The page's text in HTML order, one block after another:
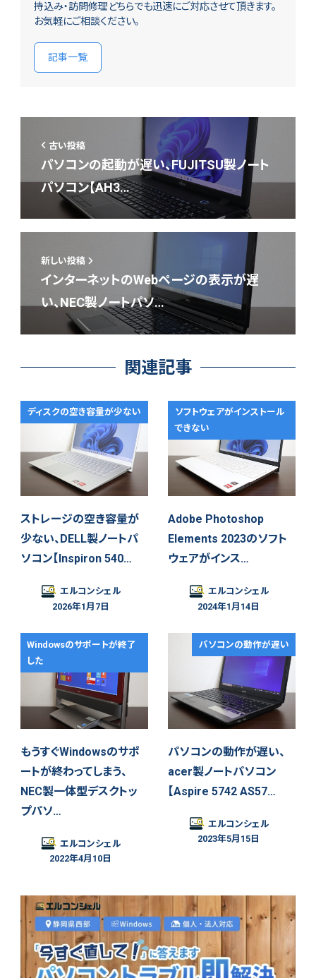
持込み・訪問修理どちらでも迅速にご対応させて頂きます。
お気軽にご相談ください。
記事一覧
古い投稿
パソコンの起動が遅い、FUJITSU製ノート
パソコン【AH3…
新しい投稿
インターネットのWebページの表示が遅
い、NEC製ノートパソ…
関連記事
ディスクの空き容量が少ない
ストレージの空き容量が
少ない、DELL製ノートパ
ソコン【Inspiron 540…
エルコンシェル
2026年1月7日
ソフトウェアがインストール
できない
Adobe Photoshop
Elements 2023のソフト
ウェアがインス…
エルコンシェル
2024年1月14日
Windowsのサポートが終了
した
もうすぐWindowsのサポ
ートが終わってしまう、
NEC製一体型デスクトッ
プパソ…
エルコンシェル
2022年4月10日
パソコンの動作が遅い
パソコンの動作が遅い、
acer製ノートパソコン
【Aspire 5742 AS57…
エルコンシェル
2023年5月15日